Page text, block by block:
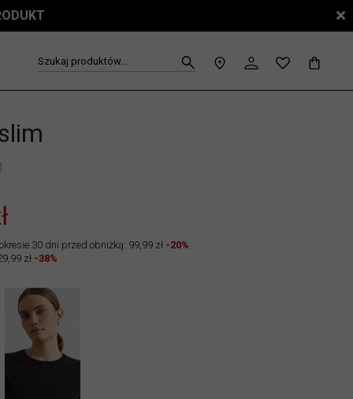
Szukaj produktów...
30 dni przed obniżką: 99,99 zł -20%
zł -38%